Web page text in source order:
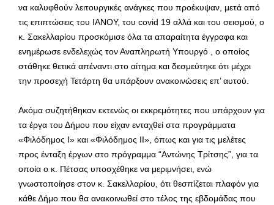
να καλυφθούν λειτουργικές ανάγκες που προέκυψαν, μετά από
τις επιπτώσεις του ΙΑΝΟΥ, του covid 19 αλλά και του σεισμού, ο
κ. Σακελλαρίου προσκόμισε όλα τα απαραίτητα έγγραφα και
ενημέρωσε ενδελεχώς τον Αναπληρωτή Υπουργό , ο οποίος
στάθηκε θετικά απέναντι στο αίτημα και δεσμεύτηκε ότι μέχρι
την προσεχή Τετάρτη θα υπάρξουν ανακοινώσεις επ’ αυτού.
Ακόμα συζητήθηκαν εκτενώς οι εκκρεμότητες που υπάρχουν για
τα έργα του Δήμου που είχαν ενταχθεί στα προγράμματα
«Φιλόδημος Ι» και «Φιλόδημος ΙΙ», όπως και για τις μελέτες
προς ένταξη έργων στο πρόγραμμα “Αντώνης Τρίτσης”, για τα
οποία ο κ. Πέτσας υποσχέθηκε να μεριμνήσει, ενώ
γνωστοποίησε στον κ. Σακελλαρίου, ότι θεσπίζεται πλαφόν για
κάθε Δήμο που θα ανακοινωθεί στο τέλος της εβδομάδας που